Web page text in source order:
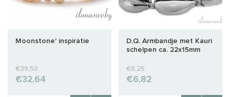
Moonstone' inspiratie
€39,50
€32,64
D.Q. Armbandje met Kauri
schelpen ca. 22x15mm
€8,25
€6,82